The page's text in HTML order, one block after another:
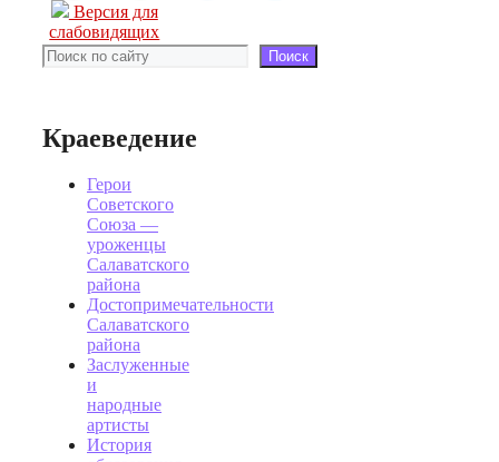
Версия для
слабовидящих
Поиск
Поиск
Краеведение
Герои
Советского
Союза —
уроженцы
Салаватского
района
Достопримечательности
Салаватского
района
Заслуженные
и
народные
артисты
История